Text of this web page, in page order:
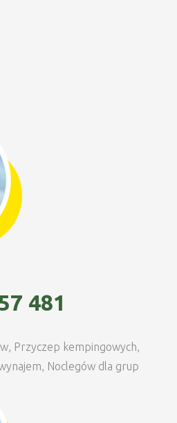
481
Przyczep kempingowych,
Noclegów dla grup